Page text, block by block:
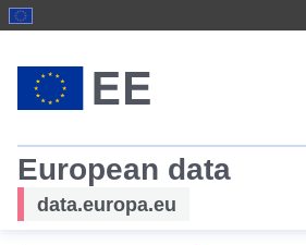
European data
data.europa.eu